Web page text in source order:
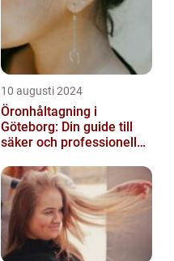
10 augusti 2024
Öronhåltagning i
Göteborg: Din guide till
säker och professionell